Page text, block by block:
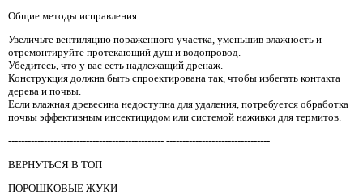
Общие методы исправления:
Увеличьте вентиляцию пораженного участка, уменьшив влажность и
отремонтируйте протекающий душ и водопровод.
Убедитесь, что у вас есть надлежащий дренаж.
Конструкция должна быть спроектирована так, чтобы избегать контакта
дерева и почвы.
Если влажная древесина недоступна для удаления, потребуется обработка
почвы эффективным инсектицидом или системой наживки для термитов.
------------------------------------------------ --------------------------------
ВЕРНУТЬСЯ В ТОП
ПОРОШКОВЫЕ ЖУКИ